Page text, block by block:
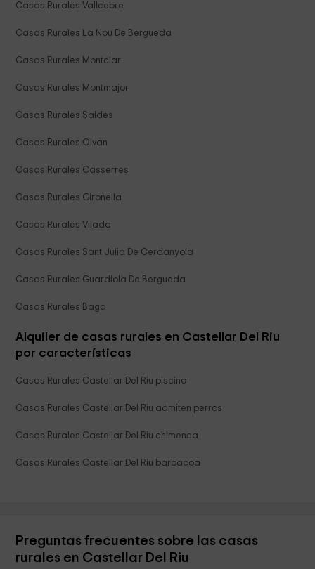
Casas Rurales Vallcebre
Casas Rurales La Nou De Bergueda
Casas Rurales Montclar
Casas Rurales Montmajor
Casas Rurales Saldes
Casas Rurales Olvan
Casas Rurales Casserres
Casas Rurales Gironella
Casas Rurales Vilada
Casas Rurales Sant Julia De Cerdanyola
Casas Rurales Guardiola De Bergueda
Casas Rurales Baga
Alquiler de casas rurales en Castellar Del Riu
por características
Casas Rurales Castellar Del Riu piscina
Casas Rurales Castellar Del Riu admiten perros
Casas Rurales Castellar Del Riu chimenea
Casas Rurales Castellar Del Riu barbacoa
Preguntas frecuentes sobre las casas
rurales en Castellar Del Riu